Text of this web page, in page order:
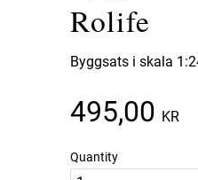
Rolife
Byggsats i skala
495,00 KR
Quantity